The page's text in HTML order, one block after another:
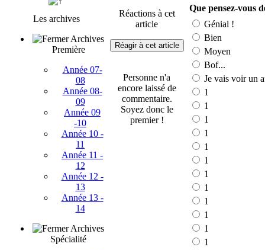
Les archives
Archives
Première
Année 07-
08
Année 08-
09
Année 09
-10
Année 10 -
11
Année 11 -
12
Année 12 -
13
Année 13 -
14
Archives
Spécialité
Réactions à cet
article
Réagir à cet article
Personne n'a
encore laissé de
commentaire.
Soyez donc le
premier !
Que pensez-vous
Génial !
Bien
Moyen
Bof...
Je vais voir un
1
1
1
1
1
1
1
1
1
1
1
1